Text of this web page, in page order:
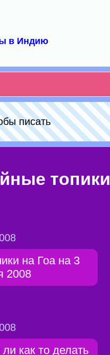
в Индию
писать
топики
на Гоа на 3
2008
как то делать